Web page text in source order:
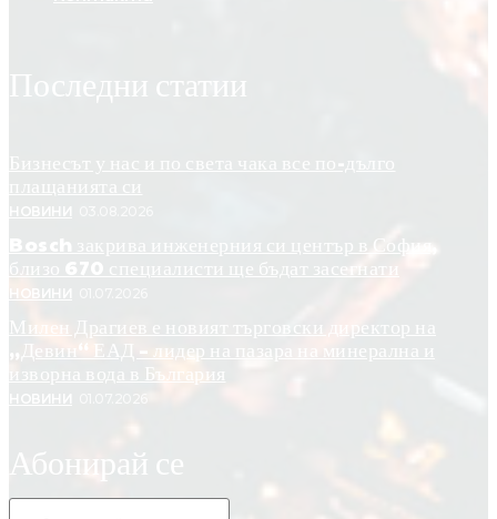
Последни статии
Бизнесът у нас и по света чака все по-дълго
НОВИНИ
Bosch закрива инженерния си център в София,
близо 670 специалисти ще бъдат засегнати
НОВИНИ
Милен Драгиев е новият търговски директор на
„Девин“ ЕАД – лидер на пазара на минерална и
изворна вода в България
Абонирай се